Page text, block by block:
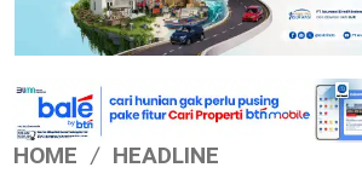
HOME HEADLINE